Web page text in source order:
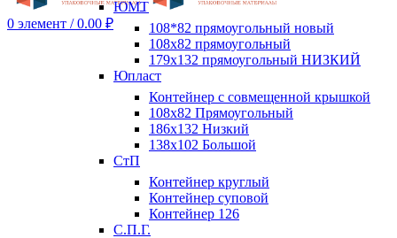
0 элемент / 0.00 ₽
ЮМТ
108*82 прямоугольный новый
108х82 прямоугольный
179х132 прямоугольный НИЗКИЙ
Юпласт
Контейнер с совмещенной крышкой
108х82 Прямоугольный
186х132 Низкий
138х102 Большой
СтП
Контейнер круглый
Контейнер суповой
Контейнер 126
С.П.Г.